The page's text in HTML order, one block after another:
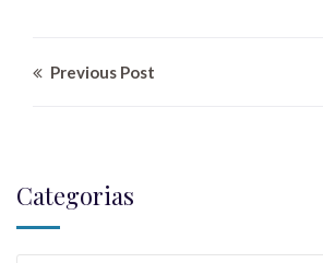
Previous Post
Categorias